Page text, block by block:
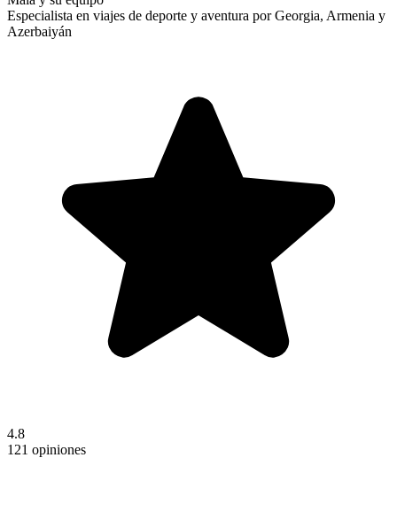
Especialista en viajes de deporte y aventura por Georgia, Armenia y
Azerbaiyán
4.8
121 opiniones